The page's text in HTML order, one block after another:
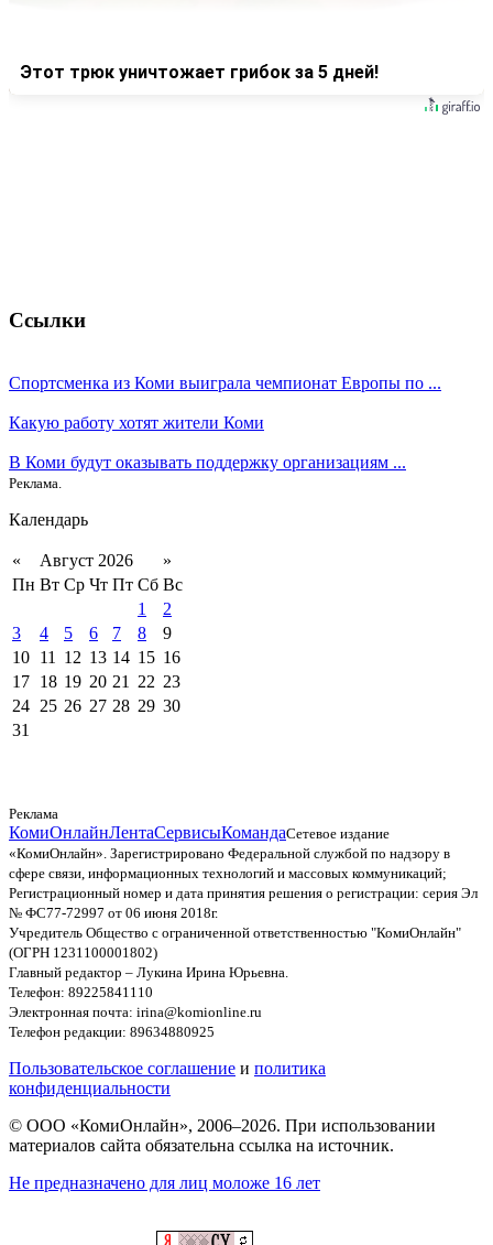
Этот трюк уничтожает грибок за 5 дней!
Ссылки
Спортсменка из Коми выиграла чемпионат Европы по ...
Какую работу хотят жители Коми
В Коми будут оказывать поддержку организациям ...
Реклама.
Календарь
« Август 2026
»
Пн Вт Ср Чт Пт Сб Вс
1
2
3
4 5 6 7 8
9
10 11 12 13 14 15 16
17 18 19 20 21 22 23
24 25 26 27 28 29 30
31
Реклама
КомиОнлайнЛентаСервисыКомандаСетевое издание
«КомиОнлайн». Зарегистрировано Федеральной службой по надзору в
сфере связи, информационных технологий и массовых коммуникаций;
Регистрационный номер и дата принятия решения о регистрации: серия Эл
№ ФС77-72997 от 06 июня 2018г.
Учредитель Общество с ограниченной ответственностью "КомиОнлайн"
(ОГРН 1231100001802)
Главный редактор – Лукина Ирина Юрьевна.
Телефон: 89225841110
Электронная почта: irina@komionline.ru
Телефон редакции: 89634880925
Пользовательское соглашение и политика
конфиденциальности
© ООО «КомиОнлайн», 2006–2026. При использовании
материалов сайта обязательна ссылка на источник.
Не предназначено для лиц моложе 16 лет